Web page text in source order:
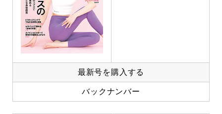
最新号を購入する
バックナンバー